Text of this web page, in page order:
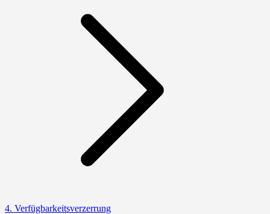
4. Verfügbarkeitsverzerrung